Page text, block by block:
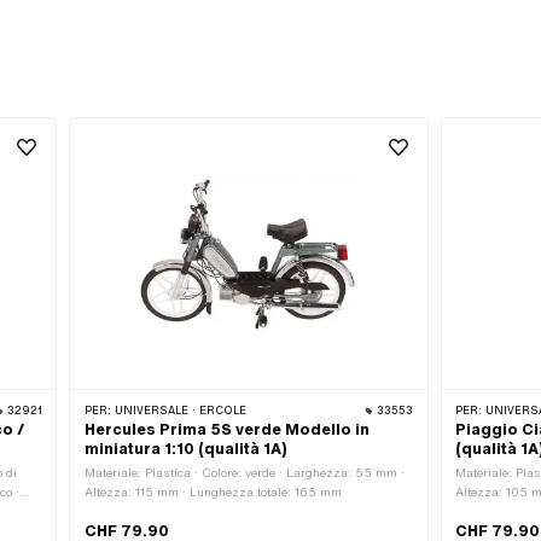
32921
/
di
·
PER: UNIVERSALE · ERCOLE 33553
Hercules Prima 5S verde Modello in
miniatura 1:10 (qualità 1A)
Materiale: Plastica · Colore: verde · Larghezza: 55 mm ·
Altezza: 115 mm · Lunghezza totale: 165 mm
CHF 79.90
PER:
Piaggio
(qualità
Materiale:
Altezza: 105
CHF 79.90